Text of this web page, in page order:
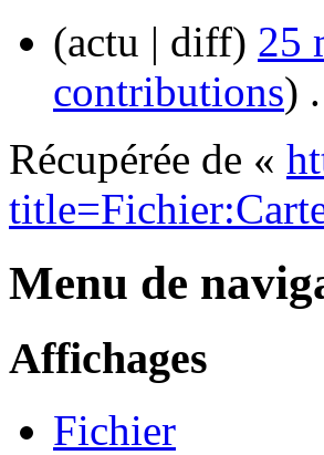
(actu | diff) 25
contributions)
Récupérée de «
Menu de
Affichages
Fichier